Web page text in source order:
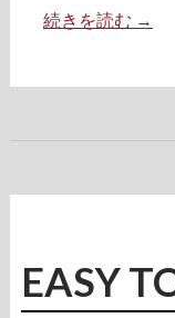
続きを読む W
→
EASY